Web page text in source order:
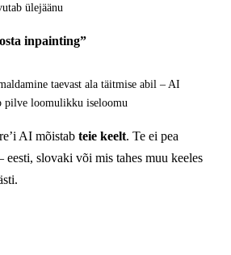
ülejäänu
inpainting”
Pärast
taevast ala täitmise abil – AI
pilve loomulikku iseloomu
AI mõistab teie keelt. Te ei pea
eesti, slovaki või mis tahes muu keeles